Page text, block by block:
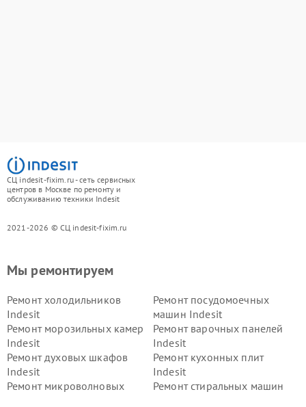
СЦ indesit-fixim.ru - сеть сервисных
центров в Москве по ремонту и
обслуживанию техники Indesit
2021-2026 © СЦ indesit-fixim.ru
Мы ремонтируем
Ремонт холодильников
Indesit
Ремонт посудомоечных
машин Indesit
Ремонт морозильных камер
Indesit
Ремонт варочных панелей
Indesit
Ремонт духовых шкафов
Indesit
Ремонт кухонных плит
Indesit
Ремонт микроволновых
Ремонт стиральных машин